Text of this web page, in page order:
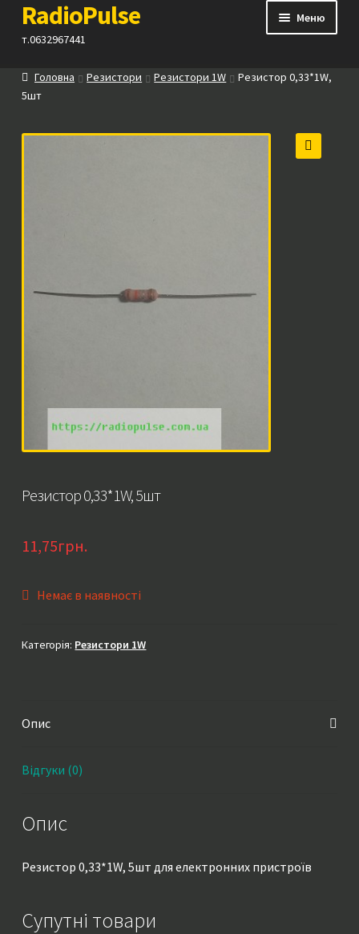
Перейти
до
Перейти
до
RadioPulse
т.0632967441
Меню
Каталог
Головна Резистори Резистори 1W
Резистор 0,33*1W,
5шт
Резистор 0,33*1W, 5шт
11,75грн.
Немає в наявності
Категорія: Резистори 1W
Опис
Відгуки (0)
Опис
Резистор 0,33*1W, 5шт для електронних пристроїв
Супутні товари